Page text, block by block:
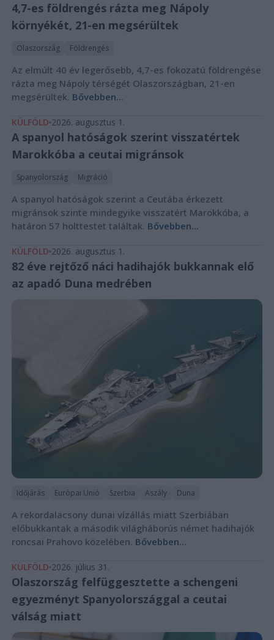
4,7-es földrengés rázta meg Nápoly
környékét, 21-en megsérültek
Olaszország Földrengés
Az elmúlt 40 év legerősebb, 4,7-es fokozatú földrengése
rázta meg Nápoly térségét Olaszországban, 21-en
megsérültek. Bővebben...
KÜLFÖLD 2026. augusztus 1.
A spanyol hatóságok szerint visszatértek
Marokkóba a ceutai migránsok
Spanyolország Migráció
A spanyol hatóságok szerint a Ceutába érkezett
migránsok szinte mindegyike visszatért Marokkóba, a
határon 57 holttestet találtak. Bővebben...
KÜLFÖLD 2026. augusztus 1.
82 éve rejtőző náci hadihajók bukkannak elő
az apadó Duna medrében
Időjárás Európai Unió Szerbia Aszály Duna
A rekordalacsony dunai vízállás miatt Szerbiában
előbukkantak a második világháborús német hadihajók
roncsai Prahovo közelében. Bővebben...
KÜLFÖLD 2026. július 31.
Olaszország felfüggesztette a schengeni
egyezményt Spanyolországgal a ceutai
válság miatt